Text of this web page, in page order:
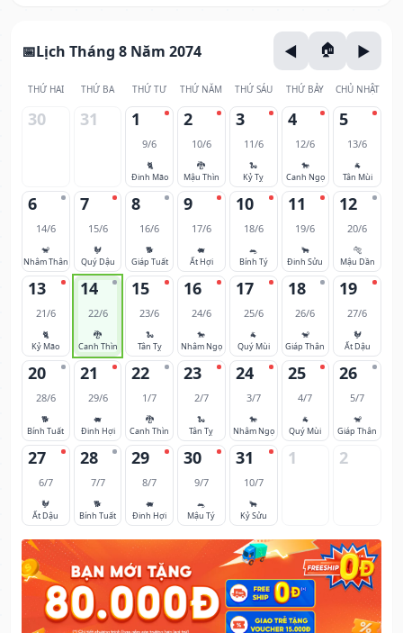
Lịch Tháng 8 Năm 2074
THỨ HAI THỨ BA THỨ TƯ THỨ NĂM THỨ SÁU THỨ BẢY CHỦ NHẬT
30 31 1
9/6
🐈
Đinh Mão
2
10/6
🐉
Mậu Thìn
3
11/6
🐍
Kỷ Tỵ
4
12/6
🐎
Canh Ngọ
5
13/6
🐐
Tân Mùi
6
14/6
🐒
Nhâm Thân
7
15/6
🐓
Quý Dậu
8
16/6
🐕
Giáp Tuất
9
17/6
🐖
Ất Hợi
10
18/6
🐀
Bính Tý
11
19/6
🐂
Đinh Sửu
12
20/6
🐅
Mậu Dần
13
21/6
🐈
Kỷ Mão
14
22/6
🐉
Canh Thìn
15
23/6
🐍
Tân Tỵ
16
24/6
🐎
Nhâm Ngọ
17
25/6
🐐
Quý Mùi
18
26/6
🐒
Giáp Thân
19
27/6
🐓
Ất Dậu
20
28/6
🐕
Bính Tuất
21
29/6
🐖
Đinh Hợi
22
1/7
🐉
Canh Thìn
23
2/7
🐍
Tân Tỵ
24
3/7
🐎
Nhâm Ngọ
25
4/7
🐐
Quý Mùi
26
5/7
🐒
Giáp Thân
27
6/7
🐓
Ất Dậu
28
7/7
🐕
Bính Tuất
29
8/7
🐖
Đinh Hợi
30
9/7
🐀
Mậu Tý
31
10/7
🐂
Kỷ Sửu
1 2